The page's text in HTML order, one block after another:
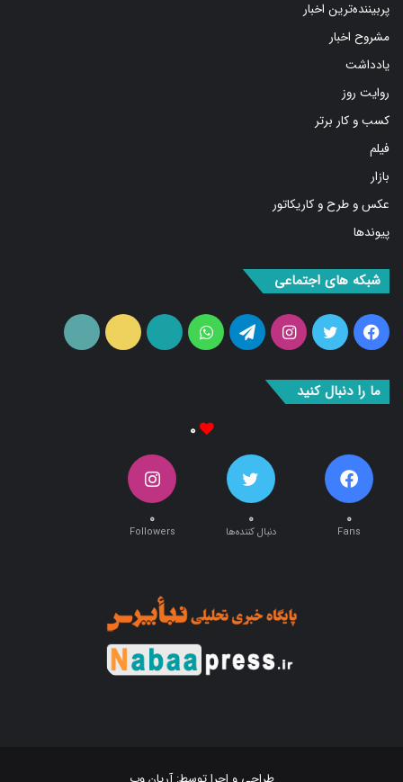
مشروح اخبار
یادداشت
روایت روز
کسب و کار برتر
فیلم
بازار
عکس و طرح و کاریکاتور
پیوندها
فیس
بوک
توییتراینستاگرامتلگرامواتس
آپ
آپارات ایتا